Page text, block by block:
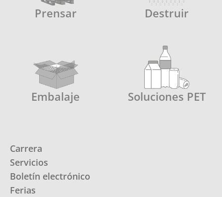
Prensar Destruir
Embalaje Soluciones PET
Carrera
Servicios
Boletín electrónico
Ferias